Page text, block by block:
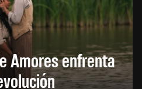
Amores enfrenta